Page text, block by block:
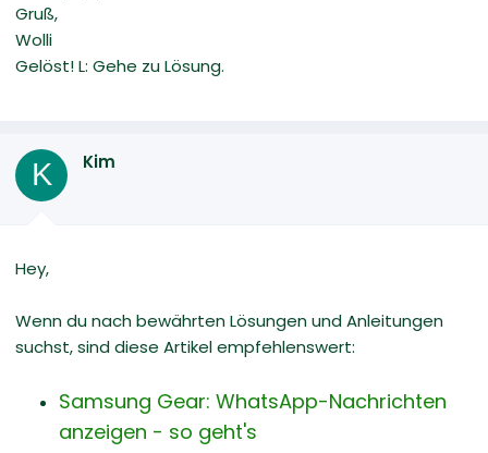
Gruß,
Wolli
Gelöst! L: Gehe zu Lösung.
K Kim
Hey,
Wenn du nach bewährten Lösungen und Anleitungen
suchst, sind diese Artikel empfehlenswert:
Samsung Gear: WhatsApp-Nachrichten
anzeigen - so geht's